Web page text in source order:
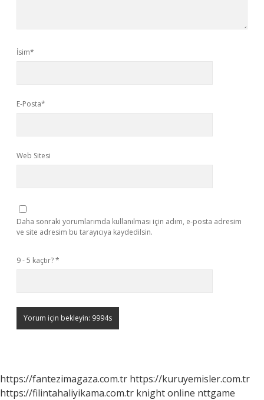
İsim*
E-Posta*
Web Sitesi
Daha sonraki yorumlarımda kullanılması için adım, e-posta adresim
ve site adresim bu tarayıcıya kaydedilsin.
9 - 5 kaçtır?*
https://fantezimagaza.com.tr https://kuruyemisler.com.tr
https://filintahaliyikama.com.tr knight online nttgame